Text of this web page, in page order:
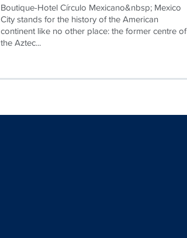
Boutique-Hotel Círculo Mexicano&nbsp; Mexico
City stands for the history of the American
continent like no other place: the former centre of
the Aztec...